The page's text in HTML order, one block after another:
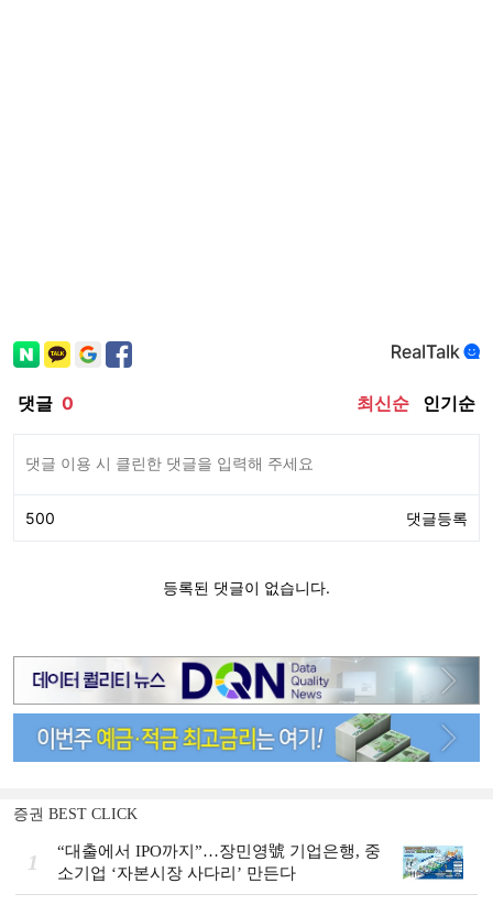
증권 BEST CLICK
1
“대출에서 IPO까지”…장민영號 기업은행, 중
소기업 ‘자본시장 사다리’ 만든다